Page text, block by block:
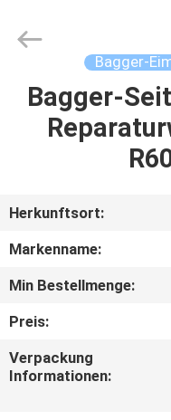
HAUS
ÜBER
UNS
FABRIK-
AUSFLUG
Parts
Co.,Ltd.
Bagger-
Bagger-
Herkunftsort:
Markenname:
Min Bestellmenge:
Preis:
Verpackung
Informationen: